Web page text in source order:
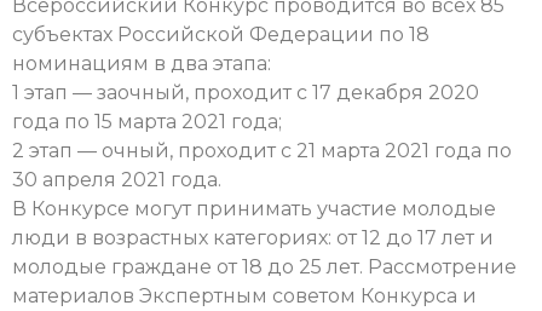
Всероссийский Конкурс проводится во всех 85
субъектах Российской Федерации по 18
номинациям в два этапа:
1 этап — заочный, проходит с 17 декабря 2020
года по 15 марта 2021 года;
2 этап — очный, проходит с 21 марта 2021 года по
30 апреля 2021 года.
В Конкурсе могут принимать участие молодые
люди в возрастных категориях: от 12 до 17 лет и
молодые граждане от 18 до 25 лет. Рассмотрение
материалов Экспертным советом Конкурса и